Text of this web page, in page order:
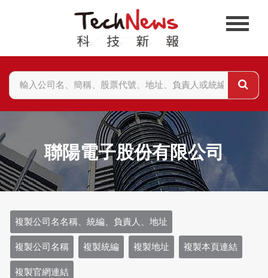
聯陽電子股份有限公司
複製公司名名稱、統編、負責人、地址
複製公司名稱 複製統編 複製地址 複製本頁連結
複製官網連結